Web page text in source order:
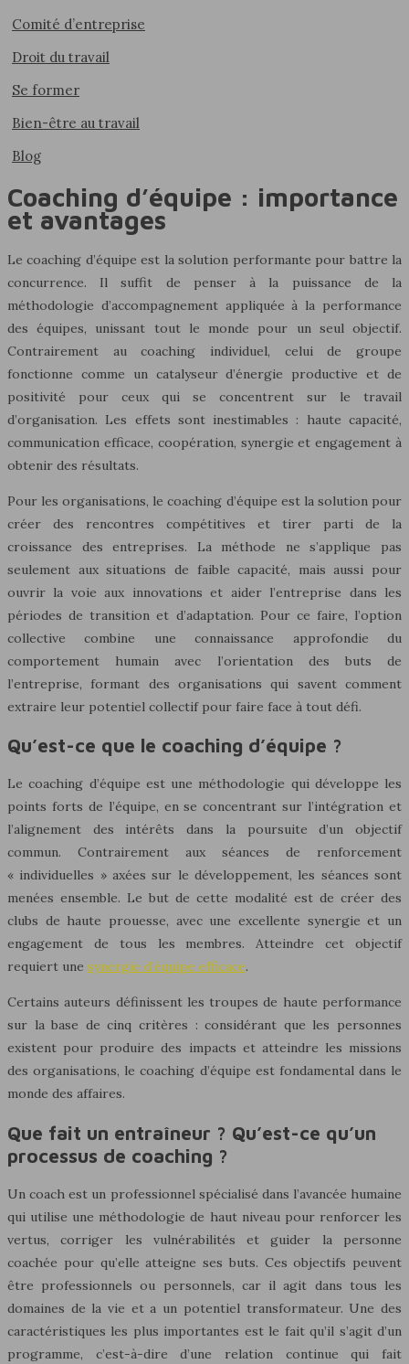
Comité d’entreprise
Droit du travail
Se former
Bien-être au travail
Blog
Coaching d’équipe : importance
et avantages
Le coaching d’équipe est la solution performante pour battre la
concurrence. Il suffit de penser à la puissance de la
méthodologie d’accompagnement appliquée à la performance
des équipes, unissant tout le monde pour un seul objectif.
Contrairement au coaching individuel, celui de groupe
fonctionne comme un catalyseur d’énergie productive et de
positivité pour ceux qui se concentrent sur le travail
d’organisation. Les effets sont inestimables : haute capacité,
communication efficace, coopération, synergie et engagement à
obtenir des résultats.
Pour les organisations, le coaching d’équipe est la solution pour
créer des rencontres compétitives et tirer parti de la
croissance des entreprises. La méthode ne s’applique pas
seulement aux situations de faible capacité, mais aussi pour
ouvrir la voie aux innovations et aider l’entreprise dans les
périodes de transition et d’adaptation. Pour ce faire, l’option
collective combine une connaissance approfondie du
comportement humain avec l’orientation des buts de
l’entreprise, formant des organisations qui savent comment
extraire leur potentiel collectif pour faire face à tout défi.
Qu’est-ce que le coaching d’équipe ?
Le coaching d’équipe est une méthodologie qui développe les
points forts de l’équipe, en se concentrant sur l’intégration et
l’alignement des intérêts dans la poursuite d’un objectif
commun. Contrairement aux séances de renforcement
« individuelles » axées sur le développement, les séances sont
menées ensemble. Le but de cette modalité est de créer des
clubs de haute prouesse, avec une excellente synergie et un
engagement de tous les membres. Atteindre cet objectif
requiert une synergie d’équipe efficace.
Certains auteurs définissent les troupes de haute performance
sur la base de cinq critères : considérant que les personnes
existent pour produire des impacts et atteindre les missions
des organisations, le coaching d’équipe est fondamental dans le
monde des affaires.
Que fait un entraîneur ? Qu’est-ce qu’un
processus de coaching ?
Un coach est un professionnel spécialisé dans l’avancée humaine
qui utilise une méthodologie de haut niveau pour renforcer les
vertus, corriger les vulnérabilités et guider la personne
coachée pour qu’elle atteigne ses buts. Ces objectifs peuvent
être professionnels ou personnels, car il agit dans tous les
domaines de la vie et a un potentiel transformateur. Une des
caractéristiques les plus importantes est le fait qu’il s’agit d’un
programme, c’est-à-dire d’une relation continue qui fait